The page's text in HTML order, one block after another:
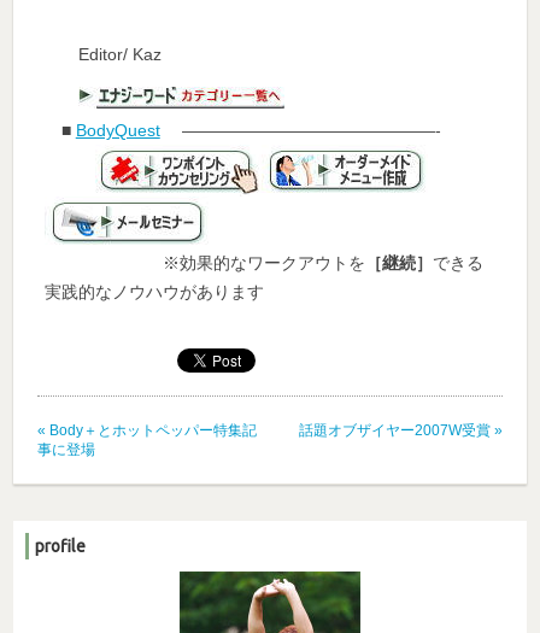
Editor/ Kaz
■ BodyQuest———————————————-
※効果的なワークアウトを ［継続］ できる
実践的なノウハウがあります
« Body＋とホットペッパー特集記
事に登場
話題オブザイヤー2007W受賞 »
profile